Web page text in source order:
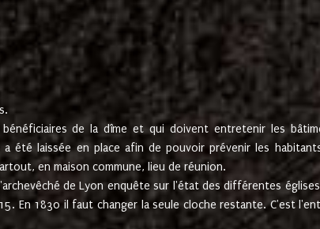
de la dîme et qui doivent entretenir les
été laissée en place afin de pouvoir prévenir les
en maison commune, lieu de réunion.
de Lyon enquête sur l'état des différentes
En 1830 il faut changer la seule cloche restante. C'est